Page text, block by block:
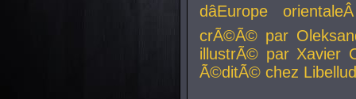
dâEurope
crÃ©Ã© par
illustrÃ© par Xavier
Ã©ditÃ© chez